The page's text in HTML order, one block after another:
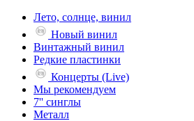
Лето, солнце, винил
Новый винил
Винтажный винил
Редкие пластинки
Концерты (Live)
Мы рекомендуем
7'' синглы
Металл